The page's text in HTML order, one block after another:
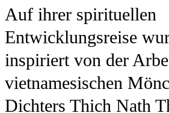
Auf ihrer spirituellen
Entwicklungsreise
inspiriert von der
vietnamesischen
Dichters Thich Nath